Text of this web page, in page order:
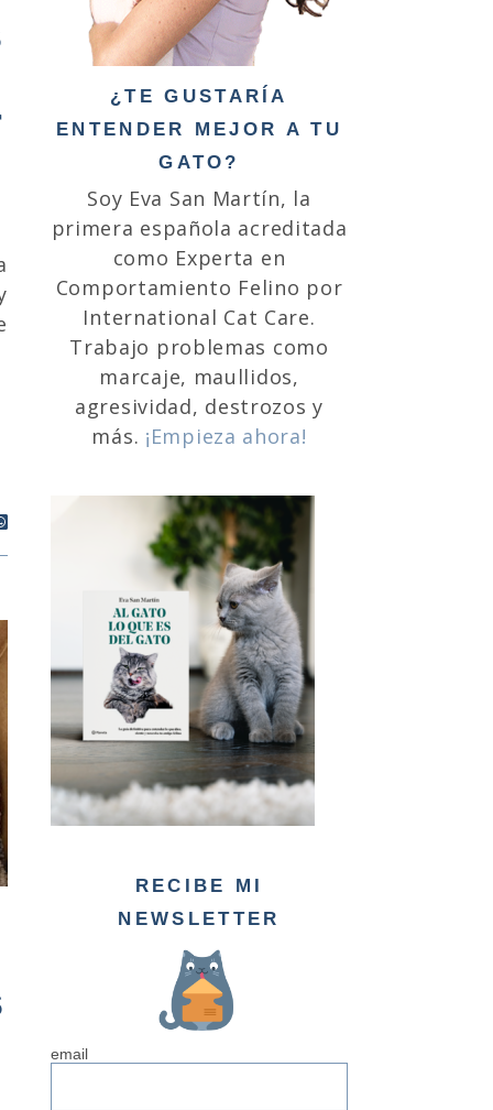
¿TE GUSTARÍA
ENTENDER MEJOR A TU
GATO?
Soy Eva San Martín, la
primera española acreditada
como Experta en
Comportamiento Felino por
International Cat Care.
Trabajo problemas como
marcaje, maullidos,
agresividad, destrozos y
más. ¡Empieza ahora!
RECIBE MI
NEWSLETTER
email